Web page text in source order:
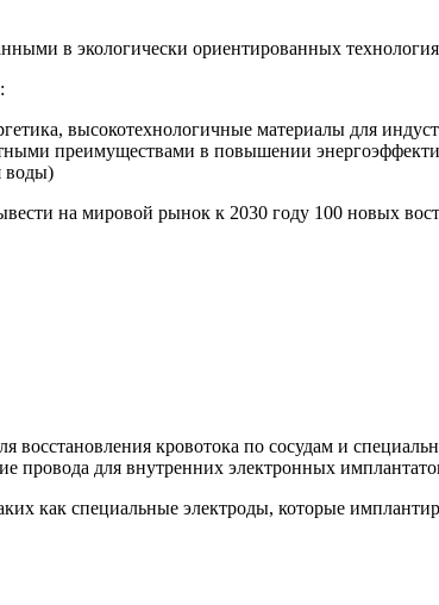
в экологически ориентированных
высокотехнологичные материалы для
преимуществами в повышении
воды)
на мировой рынок к 2030 году 100 новых
восстановления кровотока по сосудам и
провода для внутренних электронных
как специальные электроды, которые